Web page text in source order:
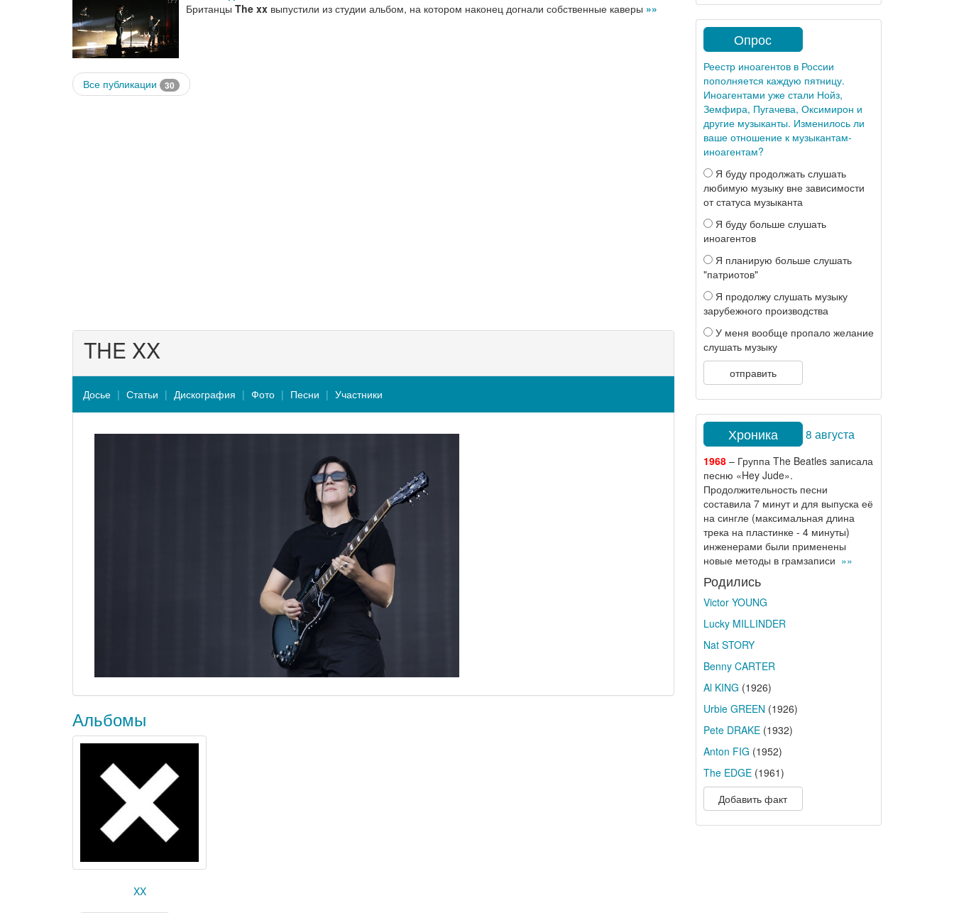
Британцы The xx выпустили из студии альбом, на котором наконец догнали собственные каверы »»
Все публикации 30
THE XX
Досье Статьи Дискография Фото Песни Участники
Альбомы
XX
Опрос
Реестр иноагентов в России
пополняется каждую пятницу.
Иноагентами уже стали Нойз,
Земфира, Пугачева, Оксимирон и
другие музыканты. Изменилось ли
ваше отношение к музыкантам-
иноагентам?
Я буду продолжать слушать
любимую музыку вне зависимости
от статуса музыканта
Я буду больше слушать
иноагентов
Я планирую больше слушать
"патриотов"
Я продолжу слушать музыку
зарубежного производства
У меня вообще пропало желание
слушать музыку
отправить
Хроника 8 августа
1968– Группа The Beatles записала
песню «Hey Jude».
Продолжительность песни
составила 7 минут и для выпуска её
на сингле (максимальная длина
трека на пластинке - 4 минуты)
инженерами были применены
новые методы в грамзаписи »»
Родились
Victor YOUNG
Lucky MILLINDER
Nat STORY
Benny CARTER
Al KING (1926)
Urbie GREEN (1926)
Pete DRAKE(1932)
Anton FIG (1952)
The EDGE(1961)
Добавить факт